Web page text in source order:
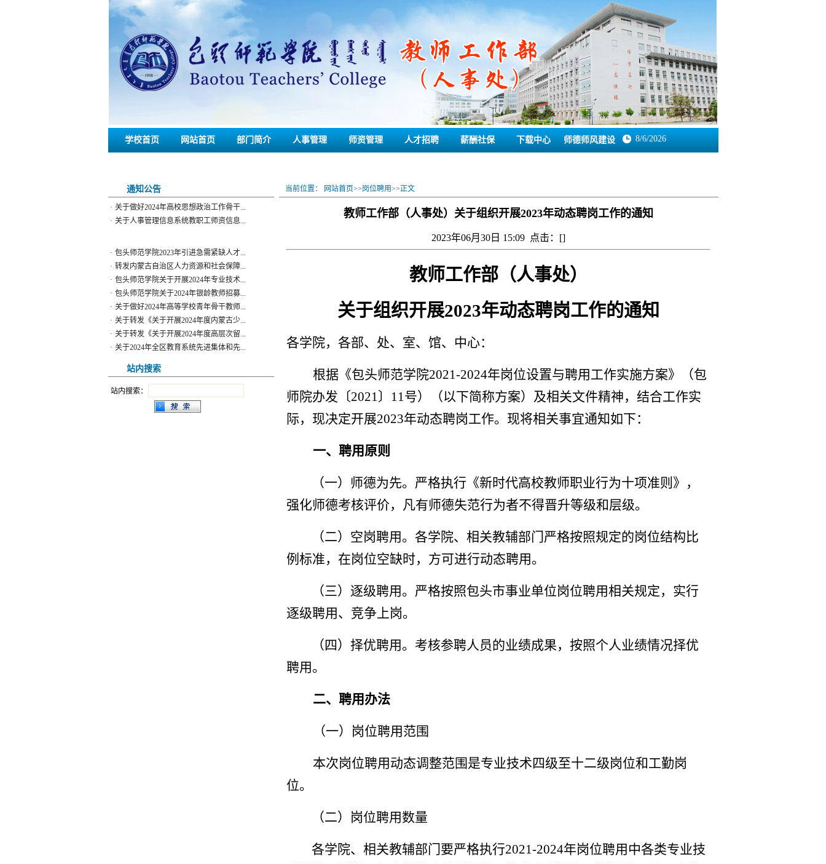
学校首页 网站首页 部门简介 人事管理 师资管理 人才招聘 薪酬社保 下载中心 师德师风建设 8/6/2026
通知公告
包头师范学院2023年引进急需紧缺人才...
· 包头师范学院关于2024年银龄教师招募...
关于做好2024年高等学校青年骨干教师...
· 关于转发《关于开展2024年度内蒙古少...
关于做好2024年高校思想政治工作骨干...
· 关于人事管理信息系统教职工师资信息...
· 转发内蒙古自治区人力资源和社会保障...
· 包头师范学院关于开展2024年专业技术...
· 包头师范学院关于2024年银龄教师招募...
· 关于做好2024年高等学校青年骨干教师...
· 关于转发《关于开展2024年度内蒙古少...
· 关于转发《关于开展2024年度高层次留...
· 关于2024年全区教育系统先进集体和先...
· 关于做好2024年高校思想政治工作骨干...
站内搜索
站内搜索：
当前位置： 网站首页>>岗位聘用>>正文
教师工作部（人事处）关于组织开展2023年动态聘岗工作的通知
2023年06月30日 15:09 点击：[]
教师工作部（人事处）
关于组织开展2023年动态聘岗工作的通知
各学院，各部、处、室、馆、中心：
根据《包头师范学院2021-2024年岗位设置与聘用工作实施方案》（包
师院办发〔2021〕11号）
（以下简称方案） 及相关文件精神，结合工作实
际，现决定开展2023年动态聘岗工作。现将相关事宜通知如下：
一、聘用原则
（一）师德为先。严格执行《新时代高校教师职业行为十项准则》，
强化师德考核评价，凡有师德失范行为者不得晋升等级和层级。
（二）空岗聘用。各学院、相关教辅部门严格按照规定的岗位结构比
例标准， 在岗位空缺时，方可进行动态聘用。
（三）逐级聘用。 严格按照包头市事业单位岗位聘用相关规定，实行
逐级聘用、 竞争上岗。
（四）择优聘用。考核参聘人员的业绩成果，按照个人业绩情况择优
聘用。
二、聘用办法
（一）岗位聘用范围
本次岗位聘用动态调整范围是专业技术四级至十二级岗位和工勤岗
位。
（二）岗位聘用数量
各学院、相关教辅部门要严格执行2021-2024年岗位聘用中各类专业技